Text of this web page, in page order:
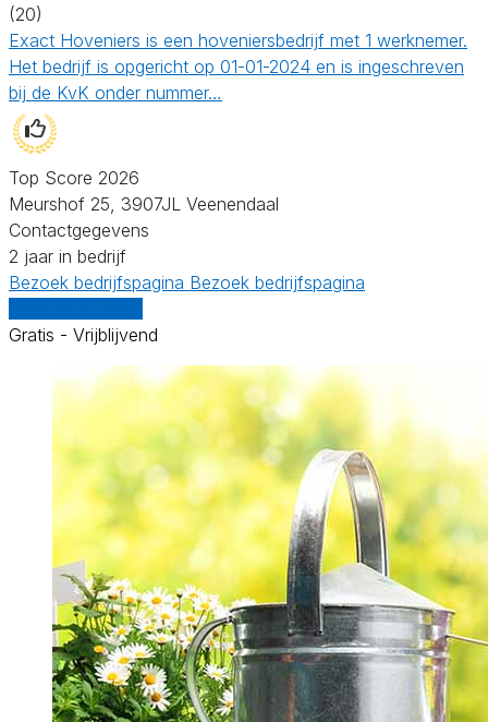
(20)
Exact Hoveniers is een hoveniersbedrijf met 1 werknemer.
Het bedrijf is opgericht op 01-01-2024 en is ingeschreven
bij de KvK onder nummer…
Top Score 2026
Meurshof 25, 3907JL Veenendaal
Contactgegevens
2 jaar in bedrijf
Bezoek bedrijfspagina Bezoek bedrijfspagina
Gratis - Vrijblijvend